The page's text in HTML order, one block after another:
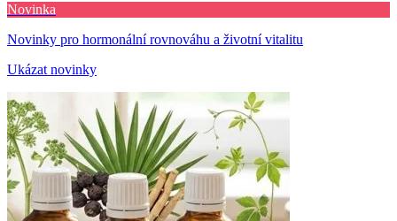
Novinka
Novinky pro hormonální rovnováhu a životní vitalitu
Ukázat novinky